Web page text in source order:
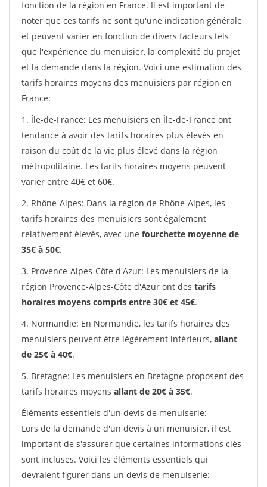
fonction de la région en France. Il est important de
noter que ces tarifs ne sont qu'une indication générale
et peuvent varier en fonction de divers facteurs tels
que l'expérience du menuisier, la complexité du projet
et la demande dans la région. Voici une estimation des
tarifs horaires moyens des menuisiers par région en
France:
1. Île-de-France: Les menuisiers en Île-de-France ont
tendance à avoir des tarifs horaires plus élevés en
raison du coût de la vie plus élevé dans la région
métropolitaine. Les tarifs horaires moyens peuvent
varier entre 40€ et 60€.
2. Rhône-Alpes: Dans la région de Rhône-Alpes, les
tarifs horaires des menuisiers sont également
relativement élevés, avec une fourchette moyenne de
35€ à 50€.
3. Provence-Alpes-Côte d'Azur: Les menuisiers de la
région Provence-Alpes-Côte d'Azur ont des tarifs
horaires moyens compris entre 30€ et 45€.
4. Normandie: En Normandie, les tarifs horaires des
menuisiers peuvent être légèrement inférieurs, allant
de 25€ à 40€.
5. Bretagne: Les menuisiers en Bretagne proposent des
tarifs horaires moyens allant de 20€ à 35€.
Éléments essentiels d'un devis de menuiserie:
Lors de la demande d'un devis à un menuisier, il est
important de s'assurer que certaines informations clés
sont incluses. Voici les éléments essentiels qui
devraient figurer dans un devis de menuiserie: